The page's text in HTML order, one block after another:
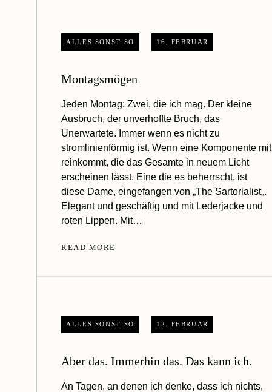
16. FEBRUAR
ALLES SONST SO
Montagsmögen
Jeden Montag: Zwei, die ich mag. Der kleine
Ausbruch, der unverhoffte Bruch, das
Unerwartete. Immer wenn es nicht zu
stromlinienförmig ist. Wenn eine Komponente mit
reinkommt, die das Gesamte in neuem Licht
erscheinen lässt. Eine die es beherrscht, ist
diese Dame, eingefangen von „The Sartorialist„.
Elegant und geschäftig und mit Lederjacke und
roten Lippen. Mit…
READ MORE
12. FEBRUAR
ALLES SONST SO
Aber das. Immerhin das. Das kann ich.
An Tagen, an denen ich denke, dass ich nichts,